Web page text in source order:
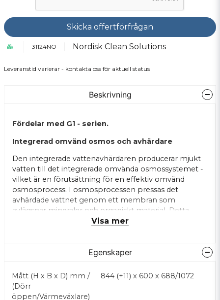
Skicka offertförfrågan
31124NO Nordisk Clean Solutions
Leveranstid varierar - kontakta oss för aktuell status
Beskrivning
Fördelar med G1 - serien.
Integrerad omvänd osmos och avhärdare
Den integrerade vattenavhärdaren producerar mjukt
vatten till det integrerade omvända osmossystemet -
vilket är en förutsättning för en effektiv omvänd
osmosprocess. I osmosprocessen pressas det
avhärdade vattnet genom ett membran som
avlägsnar mineraler och organiskt material. Detta
resulterar i ett helt rent vatten, som inte lämnar
Njut av en tystare arbetsmiljö med låga 53 dB(A).
Minskar personalens upplevda stress för en
behagligare arbetsplats. Mätningar enligt ISO 11203.
Visa mer
Egenskaper
Mått (H x B x D) mm /
(Dörr
öppen/Värmeväxlare)
844 (+11) x 600 x 688/1072